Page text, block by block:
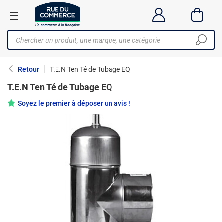
Retour T.E.N Ten Té de Tubage EQ
T.E.N Ten Té de Tubage EQ
Soyez le premier à déposer un avis !